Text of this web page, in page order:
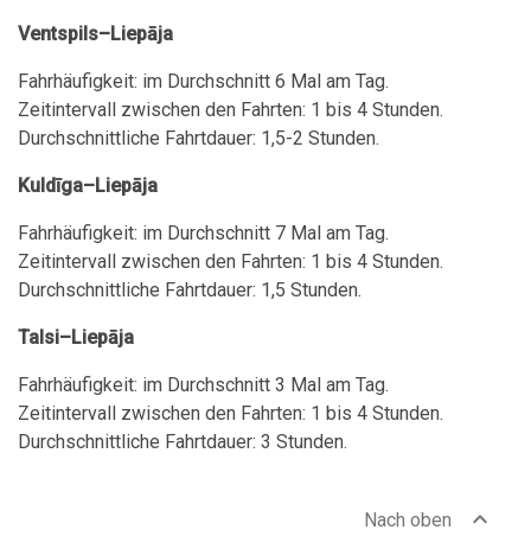
Ventspils–Liepāja
Fahrhäufigkeit: im Durchschnitt 6 Mal am Tag.
Zeitintervall zwischen den Fahrten: 1 bis 4 Stunden.
Durchschnittliche Fahrtdauer: 1,5-2 Stunden.
Kuldīga–Liepāja
Fahrhäufigkeit: im Durchschnitt 7 Mal am Tag.
Zeitintervall zwischen den Fahrten: 1 bis 4 Stunden.
Durchschnittliche Fahrtdauer: 1,5 Stunden.
Talsi–Liepāja
Fahrhäufigkeit: im Durchschnitt 3 Mal am Tag.
Zeitintervall zwischen den Fahrten: 1 bis 4 Stunden.
Durchschnittliche Fahrtdauer: 3 Stunden.
Nach oben expand_less